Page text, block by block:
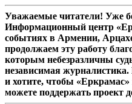
стороне — блок «Армения»
Кочаряна и блок «Сильная
Самвела Карапетяна, которые
кампанию вокруг
национальной идентичности,
восстановления
общественного
«Гражданский договор», чья
больше напоминает не
Уважаемые читатели! Уже
Информационный центр
событиях в Армении,
продолжаем эту работу
которым небезразличны
независимая
и хотите, чтобы
можете поддержать проект